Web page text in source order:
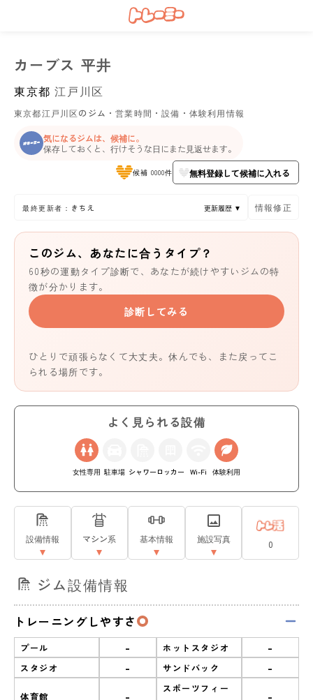
カーブス 平井
東京都 江戸川区
東京都江戸川区のジム・営業時間・設備・体験利用情報
気になるジムは、候補に。
保存しておくと、行けそうな日にまた見返せます。
候補 0000件 無料登録して候補に入れる
最終更新者：きちえ 更新履歴 ▼ 情報修正
このジム、あなたに合うタイプ？
60秒の運動タイプ診断で、あなたが続けやすいジムの特
徴が分かります。
診断してみる
ひとりで頑張らなくて大丈夫。休んでも、また戻ってこ
られる場所です。
よく見られる設備
女性専用 駐車場 シャワー ロッカー Wi-Fi 体験利用
設備情報 マシン系 基本情報 施設写真 0
ジム設備情報
トレーニングしやすさ
プール - ホットスタジオ -
スタジオ - サンドバック -
体育館 -
スポーツフィー
-